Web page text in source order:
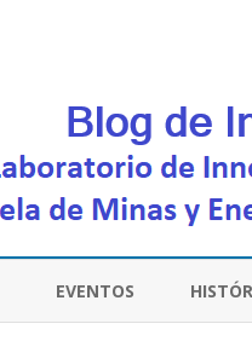
EVENTOS